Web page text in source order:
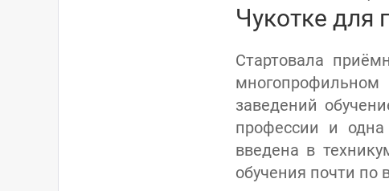
Чукотке для
Стартовала
заведений
профессии и одна
введена в
обучения почти по